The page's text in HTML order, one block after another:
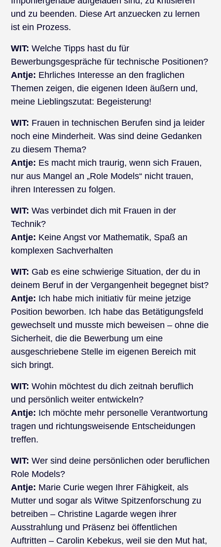
und zu beenden. Diese Art anzuecken zu lernen
ist ein Prozess.
WIT: Welche Tipps hast du für
Bewerbungsgespräche für technische Positionen?
Antje: Ehrliches Interesse an den fraglichen
Themen zeigen, die eigenen Ideen äußern und,
meine Lieblingszutat: Begeisterung!
WIT: Frauen in technischen Berufen sind ja leider
noch eine Minderheit. Was sind deine Gedanken
zu diesem Thema?
Antje: Es macht mich traurig, wenn sich Frauen,
nur aus Mangel an „Role Models“ nicht trauen,
ihren Interessen zu folgen.
WIT: Was verbindet dich mit Frauen in der
Technik?
Antje: Keine Angst vor Mathematik, Spaß an
komplexen Sachverhalten
WIT: Gab es eine schwierige Situation, der du in
deinem Beruf in der Vergangenheit begegnet bist?
Antje: Ich habe mich initiativ für meine jetzige
Position beworben. Ich habe das Betätigungsfeld
gewechselt und musste mich beweisen – ohne die
Sicherheit, die die Bewerbung um eine
ausgeschriebene Stelle im eigenen Bereich mit
sich bringt.
WIT: Wohin möchtest du dich zeitnah beruflich
und persönlich weiter entwickeln?
Antje: Ich möchte mehr personelle Verantwortung
tragen und richtungsweisende Entscheidungen
treffen.
WIT: Wer sind deine persönlichen oder beruflichen
Role Models?
Antje: Marie Curie wegen Ihrer Fähigkeit, als
Mutter und sogar als Witwe Spitzenforschung zu
betreiben – Christine Lagarde wegen ihrer
Ausstrahlung und Präsenz bei öffentlichen
Auftritten – Carolin Kebekus, weil sie den Mut hat,